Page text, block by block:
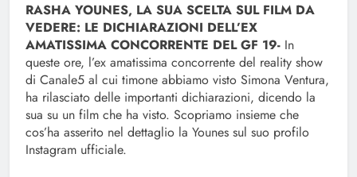
RASHA YOUNES, LA SUA SCELTA SUL FILM DA
VEDERE: LE DICHIARAZIONI DELL’EX
AMATISSIMA CONCORRENTE DEL GF 19- In
queste ore, l’ex amatissima concorrente del reality show
di Canale5 al cui timone abbiamo visto Simona Ventura,
ha rilasciato delle importanti dichiarazioni, dicendo la
sua su un film che ha visto. Scopriamo insieme che
cos’ha asserito nel dettaglio la Younes sul suo profilo
Instagram ufficiale.